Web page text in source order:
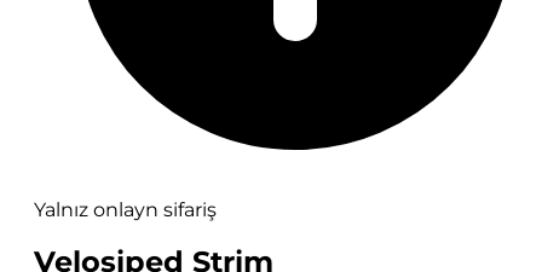
Yalnız onlayn sifariş
Velosiped Strim